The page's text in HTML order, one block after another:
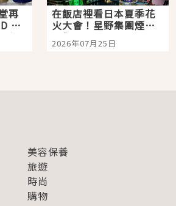
再
原
新
分
在飯店裡看日本夏季花
火大會！星野集團煙火
景觀飯店6選，讓你不用
人擠人悠閒欣賞
2026年07月25日
美容保養
旅遊
時尚
購物